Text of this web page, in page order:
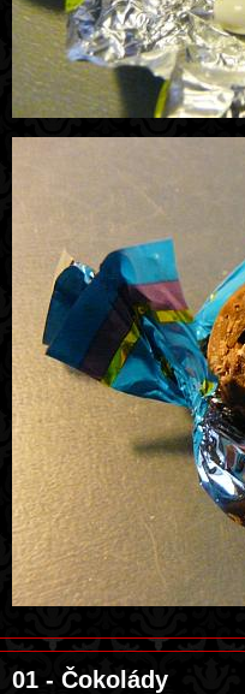
01 - Čokolády